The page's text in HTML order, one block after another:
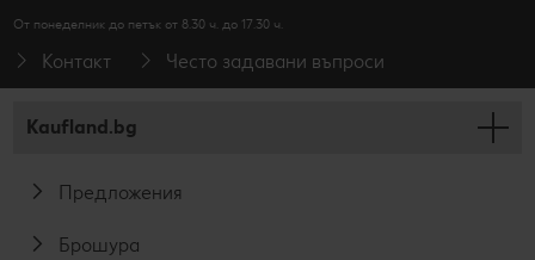
От понеделник до петък от 8.30 ч. до 17.30 ч.
Контакт Често задавани въпроси
Kaufland.bg
Предложения
Брошура